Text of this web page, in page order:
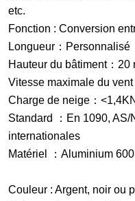
etc.
Fonction : Conversion
Longueur ： Personnalisé
Hauteur du bâtiment： 20
Vitesse maximale du vent
Charge de neige ：
Standard
： En 1090, AS/
internationales
Matériel
： Aluminium
Couleur : Argent, noir ou